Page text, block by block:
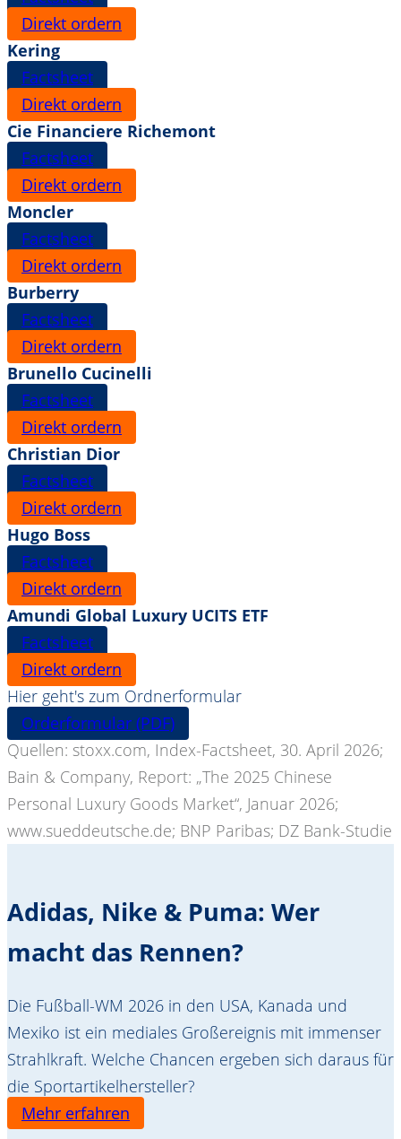
Direkt ordern
Kering
Factsheet
Direkt ordern
Cie Financiere Richemont
Factsheet
Direkt ordern
Moncler
Factsheet
Direkt ordern
Burberry
Factsheet
Direkt ordern
Brunello Cucinelli
Factsheet
Direkt ordern
Christian Dior
Factsheet
Direkt ordern
Hugo Boss
Factsheet
Direkt ordern
Amundi Global Luxury UCITS ETF
Factsheet
Direkt ordern
Hier geht's zum Ordnerformular
Orderformular (PDF)
Quellen: stoxx.com, Index-Factsheet, 30. April 2026;
Bain & Company, Report: „The 2025 Chinese
Personal Luxury Goods Market“, Januar 2026;
www.sueddeutsche.de; BNP Paribas; DZ Bank-Studie
Adidas, Nike & Puma: Wer
macht das Rennen?
Die Fußball-WM 2026 in den USA, Kanada und
Mexiko ist ein mediales Großereignis mit immenser
Strahlkraft. Welche Chancen ergeben sich daraus für
die Sportartikelhersteller?
Mehr erfahren